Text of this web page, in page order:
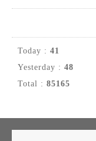
Today : 41
Yesterday : 48
Total : 85165